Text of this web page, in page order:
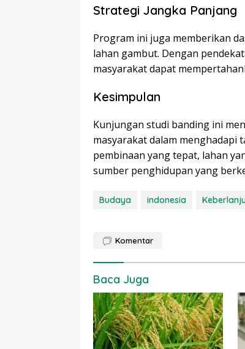
Strategi Jangka Panjang
Program ini juga memberikan
lahan gambut. Dengan
masyarakat dapat
Kesimpulan
Kunjungan studi banding ini
masyarakat dalam menghadapi
pembinaan yang tepat, lahan
sumber penghidupan yang
Budaya indonesia
Komentar
Baca Juga